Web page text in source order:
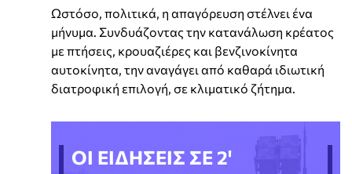
Ωστόσο, πολιτικά, η απαγόρευση στέλνει ένα
μήνυμα. Συνδυάζοντας την κατανάλωση κρέατος
με πτήσεις, κρουαζιέρες και βενζινοκίνητα
αυτοκίνητα, την αναγάγει από καθαρά ιδιωτική
διατροφική επιλογή, σε κλιματικό ζήτημα.
ΟΙ ΕΙΔΗΣΕΙΣ ΣΕ 2'